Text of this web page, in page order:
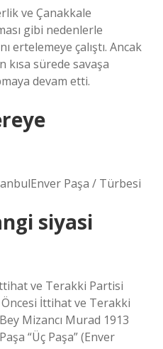
ve Çanakkale
gibi nedenlerle
ertelemeye çalıştı. Ancak
kısa sürede savaşa
devam etti.
Paşa / Türbesi
siyasi
ve Terakki Partisi
Mizancı Murad 1913
“Üç Paşa” (Enver